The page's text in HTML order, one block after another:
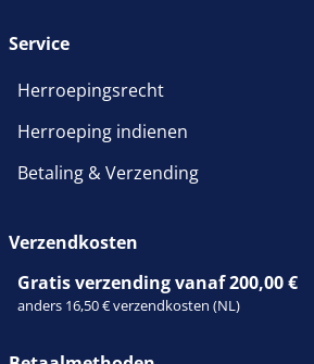
Service
Herroepingsrecht
Herroeping indienen
Betaling & Verzending
Verzendkosten
Gratis verzending vanaf 200,00 €
anders 16,50 € verzendkosten (NL)